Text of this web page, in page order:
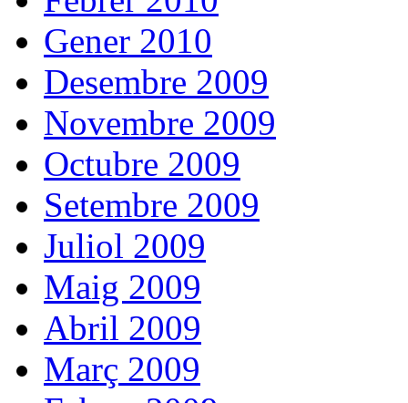
Gener 2010
Desembre 2009
Novembre 2009
Octubre 2009
Setembre 2009
Juliol 2009
Maig 2009
Abril 2009
Març 2009